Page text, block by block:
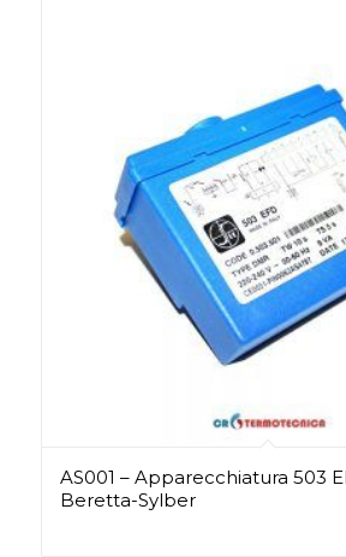
AS001 – Apparecchiatura 503
Beretta-Sylber